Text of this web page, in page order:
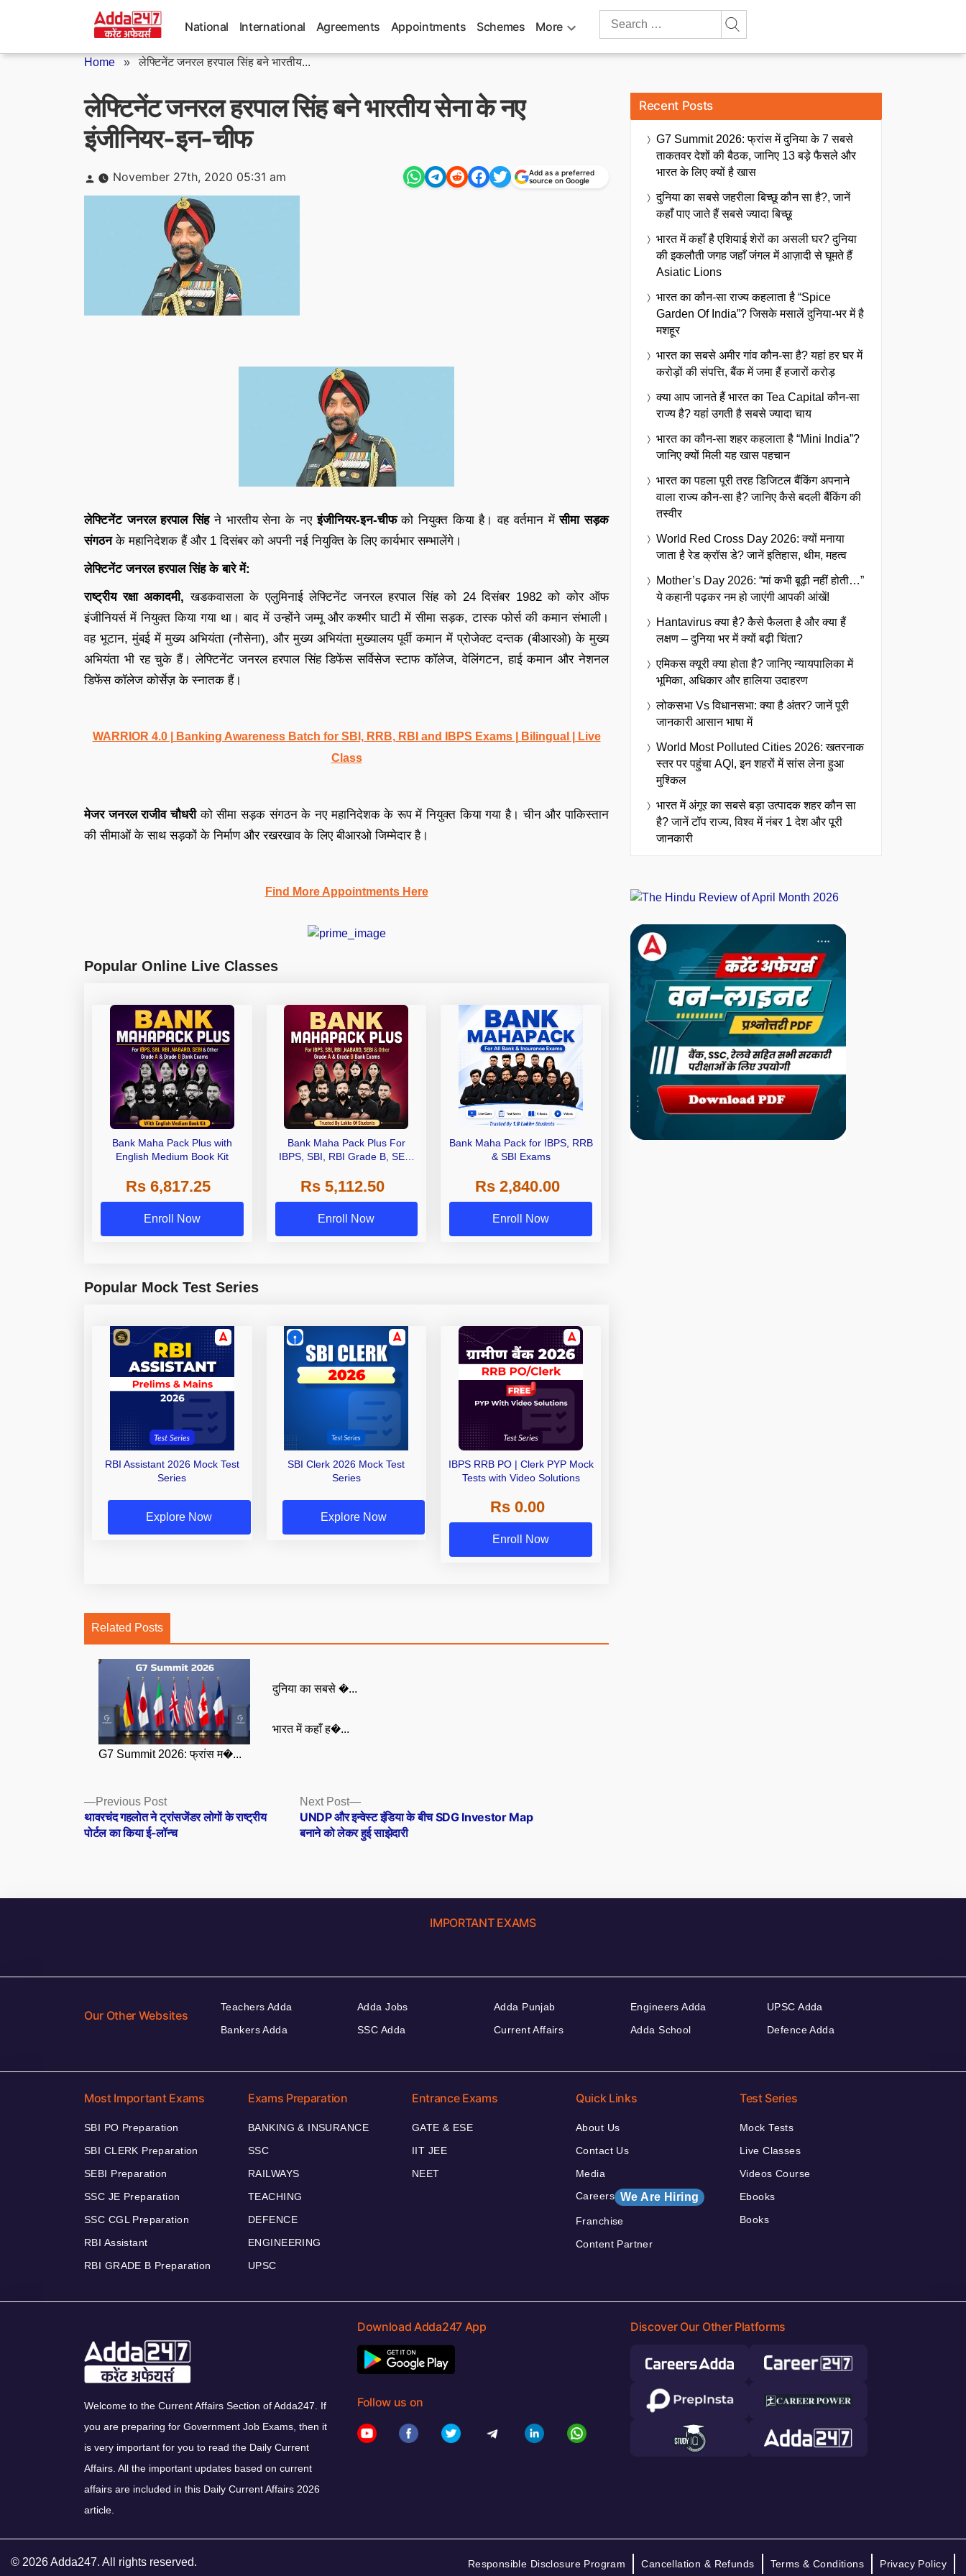
National International Agreements Appointments Schemes More
Search
Home »लेफ्टिनेंट जनरल हरपाल सिंह बने भारतीय...
लेफ्टिनेंट जनरल हरपाल सिंह बने भारतीय सेना के नए
इंजीनियर-इन-चीफ
Posted
by
November 27th, 2020 05:31 am
Add as a preferred
source on Google
लेफ्टिनेंट जनरल हरपाल सिंहने भारतीय सेना के नएइंजीनियर-इन-चीफको नियुक्त किया है। वह वर्तमान मेंसीमा सड़क
संगठनके महानिदेशक हैं और 1 दिसंबर को अपनी नई नियुक्ति के लिए कार्यभार सम्भालेंगे।
लेफ्टिनेंट जनरल हरपाल सिंह के बारे में:
राष्ट्रीय रक्षा अकादमी,खडकवासला के एलुमिनाई लेफ्टिनेंट जनरल हरपाल सिंह को 24 दिसंबर 1982 को कोर ऑफ
इंजीनियर्स में नियुक्त किया गया था। बाद में उन्होंने जम्मू और कश्मीर घाटी में सीमा सड़क, टास्क फोर्स की कमान संभाली।
वह भूटान, मुंबई में मुख्य अभियंता (नौसेना), और मुख्य अभियंता मुख्यालय पूर्वी कमान में प्रोजेक्ट दन्तक (बीआरओ) के मुख्य
अभियंता भी रह चुके हैं। लेफ्टिनेंट जनरल हरपाल सिंह डिफेंस सर्विसेज स्टाफ कॉलेज, वेलिंगटन, हाई कमान और नेशनल
डिफेंस कॉलेज कोर्सेज़ के स्नातक हैं।
WARRIOR 4.0 | Banking Awareness Batch for SBI, RRB, RBI and IBPS Exams | Bilingual | Live
Class
मेजर जनरल राजीव चौधरीको सीमा सड़क संगठन के नए महानिदेशक के रूप में नियुक्त किया गया है। चीन और पाकिस्तान
की सीमाओं के साथ सड़कों के निर्माण और रखरखाव के लिए बीआरओ जिम्मेदार है।
Find More Appointments Here
Popular Online Live Classes
Bank Maha Pack Plus with
English Medium Book Kit
Rs 6,817.25
Enroll Now
Bank Maha Pack Plus For
IBPS, SBI, RBI Grade B, SEBI
Other Grade A & Grade B Bank
Exams
Rs 5,112.50
Enroll Now
Bank Maha Pack for IBPS, RRB
& SBI Exams
Rs 2,840.00
Enroll Now
Popular Mock Test Series
RBI Assistant 2026 Mock Test
Series
Explore Now
SBI Clerk 2026 Mock Test
Series
Explore Now
IBPS RRB PO | Clerk PYP Mock
Tests with Video Solutions
Rs 0.00
Enroll Now
Related Posts
G7 Summit 2026: फ्रांस म�...
दुनिया का सबसे �...
भारत में कहाँ ह�...
Posts
navigation
Previous PostPrevious
post:
थावरचंद गहलोत ने ट्रांसजेंडर लोगों के राष्ट्रीय
पोर्टल का किया ई-लॉन्च
Next Post
Next
post:
UNDP और इन्वेस्ट इंडिया के बीच SDG Investor Map
बनाने को लेकर हुई साझेदारी
Recent Posts
G7 Summit 2026: फ्रांस में दुनिया के 7 सबसे
ताकतवर देशों की बैठक, जानिए 13 बड़े फैसले और
भारत के लिए क्यों है खास
दुनिया का सबसे जहरीला बिच्छू कौन सा है?, जानें
कहाँ पाए जाते हैं सबसे ज्यादा बिच्छू
भारत में कहाँ है एशियाई शेरों का असली घर? दुनिया
की इकलौती जगह जहाँ जंगल में आज़ादी से घूमते हैं
Asiatic Lions
भारत का कौन-सा राज्य कहलाता है “Spice
Garden Of India”? जिसके मसालें दुनिया-भर में है
मशहूर
भारत का सबसे अमीर गांव कौन-सा है? यहां हर घर में
करोड़ों की संपत्ति, बैंक में जमा हैं हजारों करोड़
क्या आप जानते हैं भारत का Tea Capital कौन-सा
राज्य है? यहां उगती है सबसे ज्यादा चाय
भारत का कौन-सा शहर कहलाता है “Mini India”?
जानिए क्यों मिली यह खास पहचान
भारत का पहला पूरी तरह डिजिटल बैंकिंग अपनाने
वाला राज्य कौन-सा है? जानिए कैसे बदली बैंकिंग की
तस्वीर
World Red Cross Day 2026: क्यों मनाया
जाता है रेड क्रॉस डे? जानें इतिहास, थीम, महत्व
Mother’s Day 2026: “मां कभी बूढ़ी नहीं होती…”
ये कहानी पढ़कर नम हो जाएंगी आपकी आंखें!
Hantavirus क्या है? कैसे फैलता है और क्या हैं
लक्षण – दुनिया भर में क्यों बढ़ी चिंता?
एमिकस क्यूरी क्या होता है? जानिए न्यायपालिका में
भूमिका, अधिकार और हालिया उदाहरण
लोकसभा Vs विधानसभा: क्या है अंतर? जानें पूरी
जानकारी आसान भाषा में
World Most Polluted Cities 2026: खतरनाक
स्तर पर पहुंचा AQI, इन शहरों में सांस लेना हुआ
मुश्किल
भारत में अंगूर का सबसे बड़ा उत्पादक शहर कौन सा
है? जानें टॉप राज्य, विश्व में नंबर 1 देश और पूरी
जानकारी
IMPORTANT EXAMS
Our Other Websites
Teachers Adda
Bankers Adda
Adda Jobs
SSC Adda
Adda Punjab
Current Affairs
Engineers Adda
Adda School
UPSC Adda
Defence Adda
Most Important Exams
SBI PO Preparation
SBI CLERK Preparation
SEBI Preparation
SSC JE Preparation
SSC CGL Preparation
RBI Assistant
RBI GRADE B Preparation
Exams Preparation
BANKING & INSURANCE
SSC
RAILWAYS
TEACHING
DEFENCE
ENGINEERING
UPSC
Entrance Exams
GATE & ESE
IIT JEE
NEET
Quick Links
About Us
Contact Us
Media
Careers We Are Hiring
Franchise
Content Partner
Test Series
Mock Tests
Live Classes
Videos Course
Ebooks
Books
Welcome to the Current Affairs Section of Adda247. If
you are preparing for Government Job Exams, then it
is very important for you to read the Daily Current
Affairs. All the important updates based on current
affairs are included in this Daily Current Affairs 2026
article.
Download Adda247 App
Follow us on
Discover Our Other Platforms
© 2026 Adda247. All rights reserved. Responsible Disclosure Program Cancellation & Refunds Terms & Conditions Privacy Policy